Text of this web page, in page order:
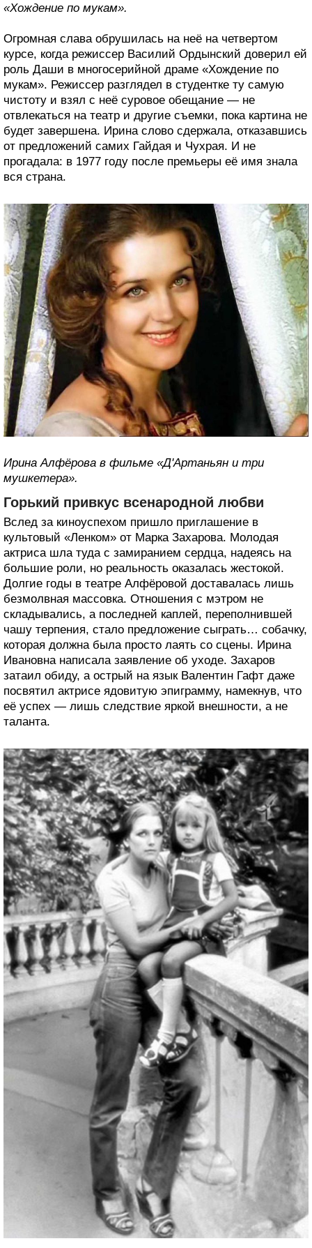
«Хождение по мукам».
Огромная слава обрушилась на неё на четвертом
курсе, когда режиссер Василий Ордынский доверил ей
роль Даши в многосерийной драме «Хождение по
мукам». Режиссер разглядел в студентке ту самую
чистоту и взял с неё суровое обещание — не
отвлекаться на театр и другие съемки, пока картина не
будет завершена. Ирина слово сдержала, отказавшись
от предложений самих Гайдая и Чухрая. И не
прогадала: в 1977 году после премьеры её имя знала
вся страна.
Ирина Алфёрова в фильме «Д'Артаньян и три
мушкетера».
Горький привкус всенародной любви
Вслед за киноуспехом пришло приглашение в
культовый «Ленком» от Марка Захарова. Молодая
актриса шла туда с замиранием сердца, надеясь на
большие роли, но реальность оказалась жестокой.
Долгие годы в театре Алфёровой доставалась лишь
безмолвная массовка. Отношения с мэтром не
складывались, а последней каплей, переполнившей
чашу терпения, стало предложение сыграть… собачку,
которая должна была просто лаять со сцены. Ирина
Ивановна написала заявление об уходе. Захаров
затаил обиду, а острый на язык Валентин Гафт даже
посвятил актрисе ядовитую эпиграмму, намекнув, что
её успех — лишь следствие яркой внешности, а не
таланта.